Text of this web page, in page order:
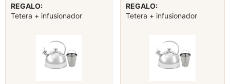
REGALO:
Tetera + infusionador
REGALO:
Tetera + infusionador